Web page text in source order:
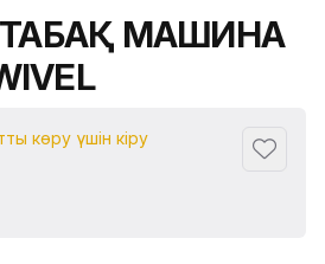
МАШИНА
көру үшін кіру